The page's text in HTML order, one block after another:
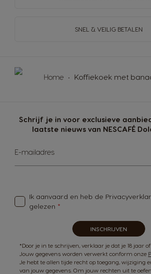
SNEL & VEILIG BETALEN
Home Koffiekoek met
Schrijf je in voor exclusieve
laatste nieuws van NESCAFÉ
u
E-mailadres
Ik aanvaard en heb de
gelezen
INSCHRIJVEN
*Door je in te schrijven, verklaar je dat je 18 jaar
Jouw gegevens worden verwerkt conform onze
Je hebt te allen tijde recht op toegang, wijziging
van jouw gegevens. Om jouw rechten uit te